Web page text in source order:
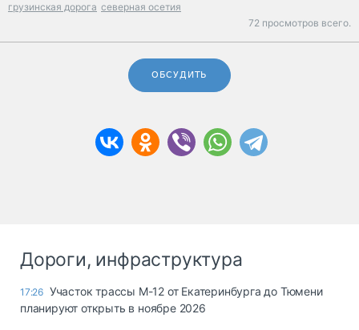
грузинская дорога северная осетия
72 просмотров всего.
ОБСУДИТЬ
Дороги, инфраструктура
17:26 Участок трассы М-12 от Екатеринбурга до Тюмени
планируют открыть в ноябре 2026